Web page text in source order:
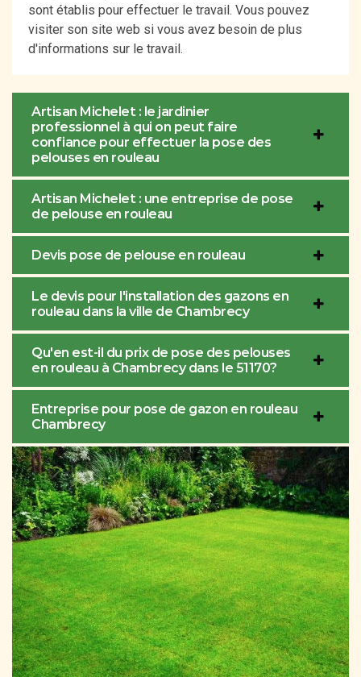
sont établis pour effectuer le travail. Vous pouvez
visiter son site web si vous avez besoin de plus
d'informations sur le travail.
Artisan Michelet : le jardinier
professionnel à qui on peut faire
confiance pour effectuer la pose des
pelouses en rouleau
Artisan Michelet : une entreprise de pose
de pelouse en rouleau
Devis pose de pelouse en rouleau
Le devis pour l'installation des gazons en
rouleau dans la ville de Chambrecy
Qu'en est-il du prix de pose des pelouses
en rouleau à Chambrecy dans le 51170?
Entreprise pour pose de gazon en rouleau
Chambrecy